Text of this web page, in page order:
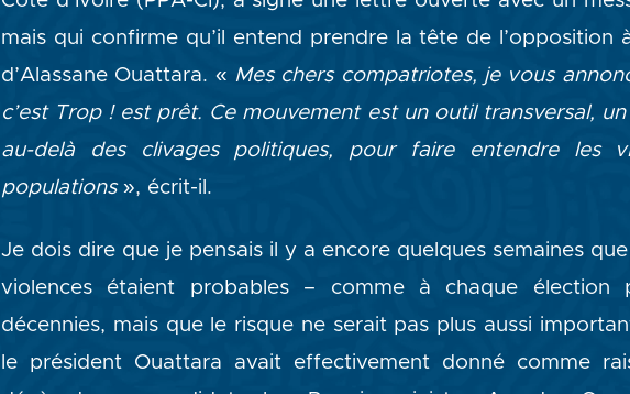
mais qui confirme qu’il entend prendre la tête de l’opposition
d’Alassane Ouattara. « Mes chers compatriotes, je vous
c’est Trop ! est prêt. Ce mouvement est un outil transversal,
au-delà des clivages politiques, pour faire entendre les
populations», écrit-il.
Je dois dire que je pensais il y a encore quelques semaines
violences étaient probables – comme à chaque élection
décennies, mais que le risque ne serait pas plus aussi
le président Ouattara avait effectivement donné comme